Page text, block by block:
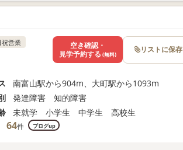
祝営業
南富山駅から904m、大町駅から1093m
発達障害 知的障害
未就学 小学生 中学生 高校生
64件 ブログup
空き確認・
見学予約する (無料) リストに保存